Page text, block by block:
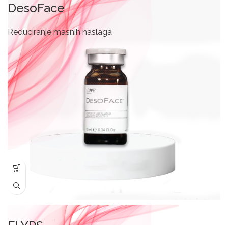
DesoFace
Reduciranje masnih naslaga